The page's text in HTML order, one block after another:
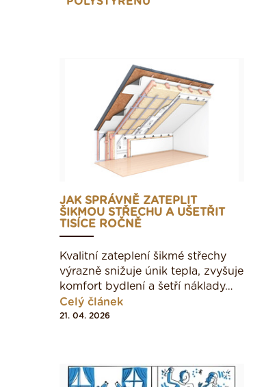
JAK SPRÁVNĚ ZATEPLIT
ŠIKMOU STŘECHU A UŠETŘIT
TISÍCE ROČNĚ
Kvalitní zateplení šikmé střechy
výrazně snižuje únik tepla, zvyšuje
komfort bydlení a šetří náklady…
Celý článek
21. 04. 2026